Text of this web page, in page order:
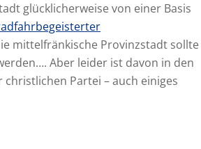
glücklicherweise von einer Basis
mittelfränkische Provinzstadt sollte
Aber leider ist davon in den
Partei – auch einiges